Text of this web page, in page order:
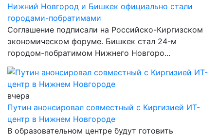
Нижний Новгород и Бишкек официально стали
городами-побратимами
Соглашение подписали на Российско-Киргизском
экономическом форуме. Бишкек стал 24-м
городом-побратимом Нижнего Новгоро...
вчера
Путин анонсировал совместный с Киргизией ИТ-
центр в Нижнем Новгороде
В образовательном центре будут готовить